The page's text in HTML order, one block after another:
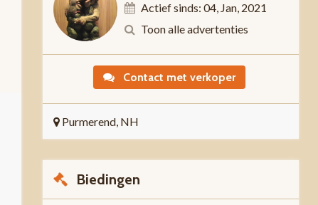
Actief sinds: 04, Jan, 2021
Toon alle advertenties
Contact met verkoper
Purmerend, NH
Biedingen